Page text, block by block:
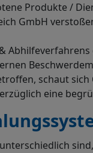
Produkte /
GmbH
schaut
eine